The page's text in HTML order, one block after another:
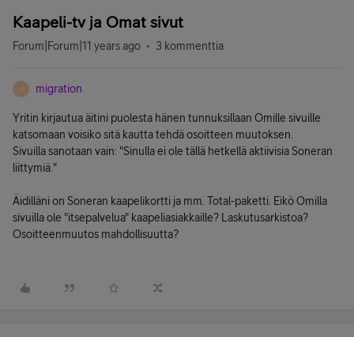
Kaapeli-tv ja Omat sivut
Forum|Forum|11 years ago 3 kommenttia
M migration
Yritin kirjautua äitini puolesta hänen tunnuksillaan Omille sivuille
katsomaan voisiko sitä kautta tehdä osoitteen muutoksen.
Sivuilla sanotaan vain: "Sinulla ei ole tällä hetkellä aktiivisia Soneran
liittymiä."
Äidilläni on Soneran kaapelikortti ja mm. Total-paketti. Eikö Omilla
sivuilla ole "itsepalvelua" kaapeliasiakkaille? Laskutusarkistoa?
Osoitteenmuutos mahdollisuutta?